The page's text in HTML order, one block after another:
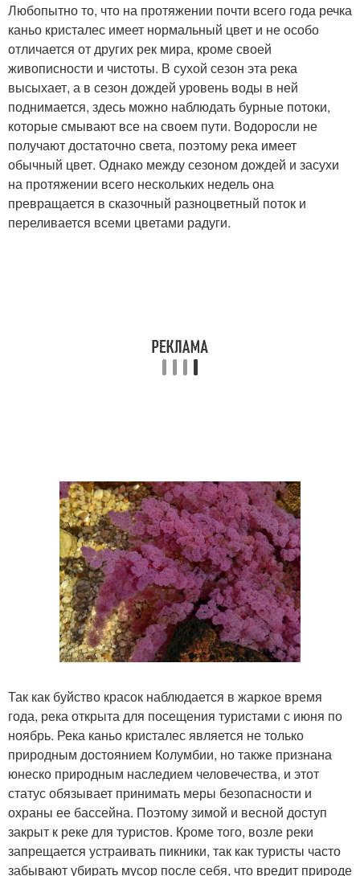
Любопытно то, что на протяжении почти всего года речка
каньо кристалес имеет нормальный цвет и не особо
отличается от других рек мира, кроме своей
живописности и чистоты. В сухой сезон эта река
высыхает, а в сезон дождей уровень воды в ней
поднимается, здесь можно наблюдать бурные потоки,
которые смывают все на своем пути. Водоросли не
получают достаточно света, поэтому река имеет
обычный цвет. Однако между сезоном дождей и засухи
на протяжении всего нескольких недель она
превращается в сказочный разноцветный поток и
переливается всеми цветами радуги.
Так как буйство красок наблюдается в жаркое время
года, река открыта для посещения туристами с июня по
ноябрь. Река каньо кристалес является не только
природным достоянием Колумбии, но также признана
юнеско природным наследием человечества, и этот
статус обязывает принимать меры безопасности и
охраны ее бассейна. Поэтому зимой и весной доступ
закрыт к реке для туристов. Кроме того, возле реки
запрещается устраивать пикники, так как туристы часто
забывают убирать мусор после себя, что вредит природе